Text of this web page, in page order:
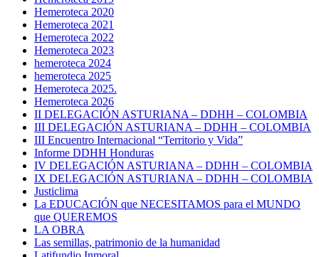
Hemeroteca 2020
Hemeroteca 2021
Hemeroteca 2022
Hemeroteca 2023
hemeroteca 2024
hemeroteca 2025
Hemeroteca 2025.
Hemeroteca 2026
II DELEGACIÓN ASTURIANA – DDHH – COLOMBIA
III DELEGACIÓN ASTURIANA – DDHH – COLOMBIA
III Encuentro Internacional “Territorio y Vida”
Informe DDHH Honduras
IV DELEGACIÓN ASTURIANA – DDHH – COLOMBIA
IX DELEGACIÓN ASTURIANA – DDHH – COLOMBIA
Justiclima
La EDUCACIÓN que NECESITAMOS para el MUNDO
que QUEREMOS
LA OBRA
Las semillas, patrimonio de la humanidad